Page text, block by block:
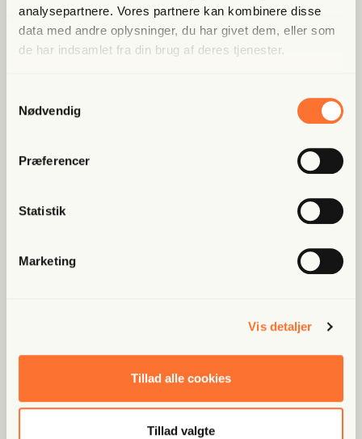
analysepartnere. Vores partnere kan kombinere disse
data med andre oplysninger, du har givet dem, eller som
de har indsamlet fra din brug af deres tjenester.
Nødvendig
Præferencer
Statistik
Marketing
Vis detaljer
Tillad alle cookies
Tillad valgte
Populære artikler
at “kæm­pe mod...
te­ret fak­tura­fa­brik: “Jeg skal...
Byrå­ds­med­lem meldt til poli­ti­
et: Beskyl­des for...